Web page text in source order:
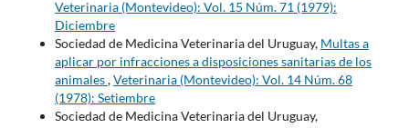
Veterinaria (Montevideo): Vol. 15 Núm. 71 (1979):
Diciembre
Sociedad de Medicina Veterinaria del Uruguay, Multas a
aplicar por infracciones a disposiciones sanitarias de los
animales,Veterinaria (Montevideo): Vol. 14 Núm. 68
(1978): Setiembre
Sociedad de Medicina Veterinaria del Uruguay,